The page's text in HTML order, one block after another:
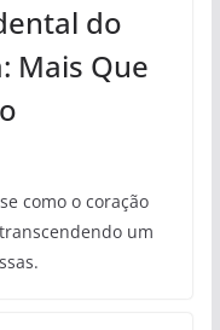
do
Mais Que
como o coração
um